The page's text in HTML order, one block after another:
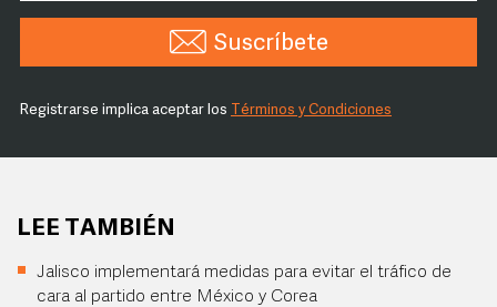
Suscríbete
Registrarse implica aceptar los Términos y Condiciones
LEE TAMBIÉN
Jalisco implementará medidas para evitar el tráfico de
cara al partido entre México y Corea